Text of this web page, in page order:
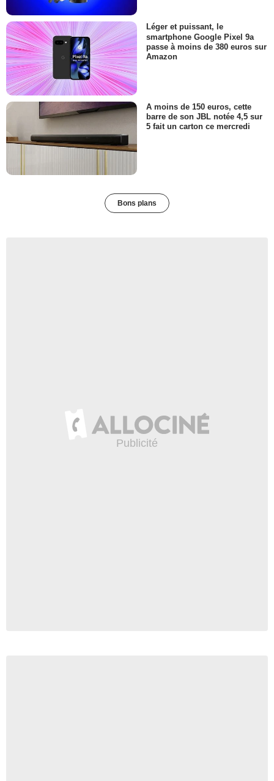
Léger et puissant, le
smartphone Google Pixel 9a
passe à moins de 380 euros sur
Amazon
A moins de 150 euros, cette
barre de son JBL notée 4,5 sur
5 fait un carton ce mercredi
Bons plans